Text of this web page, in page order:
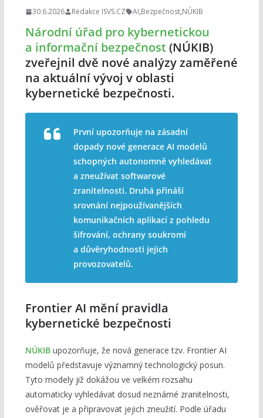
30.6.2026 Redakce ISVS.CZ AI,Bezpečnost,NÚKIB
Národní úřad pro kybernetickou
a informační bezpečnost(NÚKIB)
zveřejnil dvě nové analýzy zaměřené
na aktuální vývoj v oblasti
kybernetické bezpečnosti.
První upozorňuje na zásadní
dopady nové generace AI modelů
schopných autonomně vyhledávat
a zneužívat softwarové
zranitelnosti. Druhá přináší
srovnání nejpoužívanějších
komunikačních aplikací z pohledu
šifrování, ochrany soukromí
a důvěryhodnosti jejich
provozovatelů.
Frontier AI mění pravidla
kybernetické bezpečnosti
NÚKIBupozorňuje, že nová generace tzv. Frontier AI
modelů představuje významný technologický posun.
Tyto modely již dokážou ve velkém rozsahu
automaticky vyhledávat dosud neznámé zranitelnosti,
ověřovat je a připravovat jejich zneužití. Podle úřadu